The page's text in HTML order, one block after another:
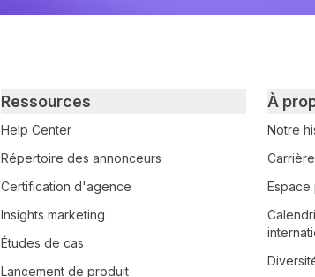
Ressources
Help Center
Répertoire des annonceurs
Certification d'agence
Insights marketing
Études de cas
Lancement de produit
À
Notre
Espace